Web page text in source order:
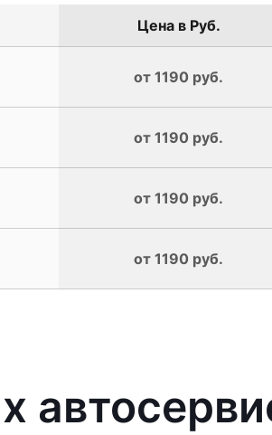
Цена в Руб.
от 1190 руб.
от 1190 руб.
от 1190 руб.
от 1190 руб.